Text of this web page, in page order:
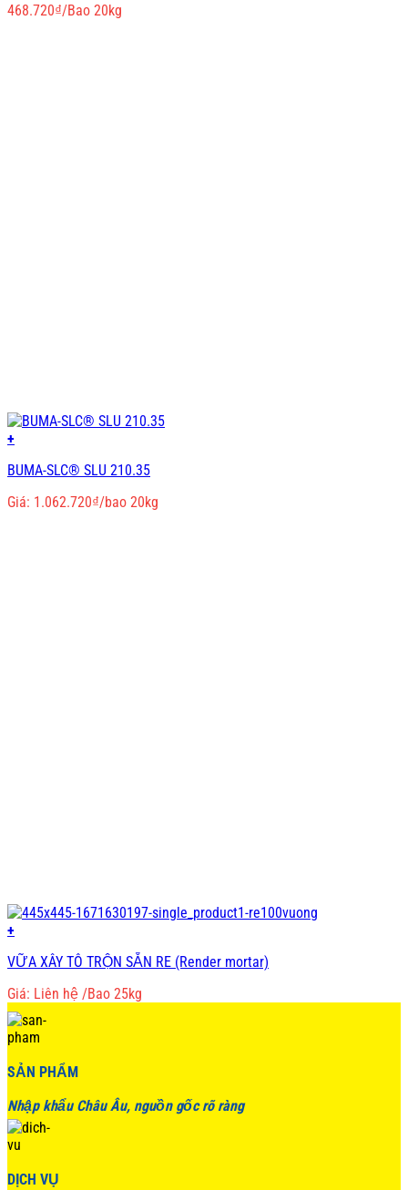
468.720₫/Bao 20kg
+
BUMA-SLC® SLU 210.35
Giá: 1.062.720₫/bao 20kg
+
VỮA XÂY TÔ TRỘN SẴN RE (Render mortar)
Giá: Liên hệ /Bao 25kg
SẢN PHẨM
Nhập khẩu Châu Âu, nguồn gốc rõ ràng
DỊCH VỤ